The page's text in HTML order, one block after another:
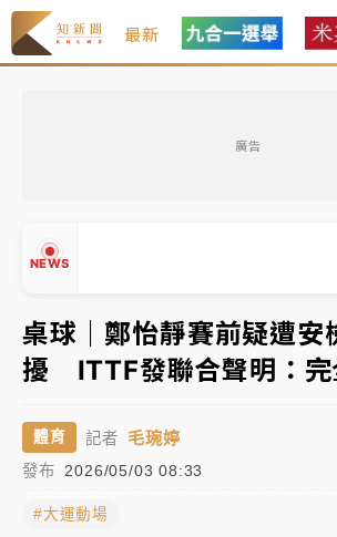
最新
廣告
NEWS
處置制度大變革！ 證交所今起縮短股
數與撮合時間
才續任就飛美國大學面試 清大校長
到來時引起我的好奇
白海豚颱風解除海警 西南風來了！4
分析｜
標？ 鴻海本週法說法人關注的四大重
桌球｜鄭怡靜賽前疑遭安
擾 ITTF發聯合聲明：完
體育 記者 毛琬婷
發布 2026/05/03 08:33
#大運動場